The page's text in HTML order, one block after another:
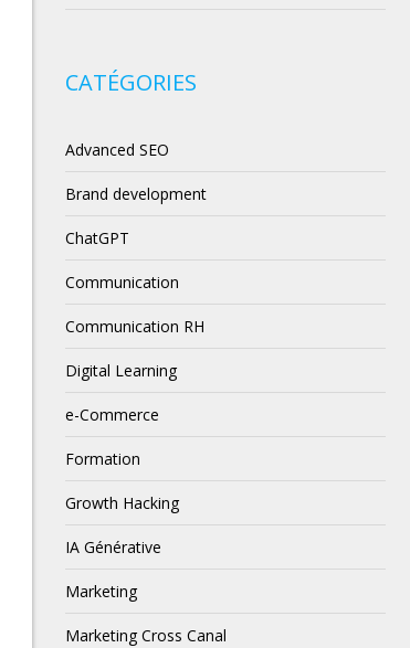
CATÉGORIES
Advanced SEO
Brand development
ChatGPT
Communication
Communication RH
Digital Learning
e-Commerce
Formation
Growth Hacking
IA Générative
Marketing
Marketing Cross Canal